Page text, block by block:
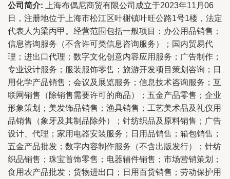
公司简介: 上海布偶尼商贸有限公司成立于2023年11月06
日，注册地位于上海市松江区叶榭镇叶旺公路1号1楼，法定
代表人为梁丙甲。经营范围包括一般项目：办公用品销售；
信息咨询服务（不含许可类信息咨询服务）；国内贸易代
理；进出口代理；数字文化创意内容应用服务；广告制作；
专业设计服务；服装服饰零售；旅游开发项目策划咨询；日
用化学产品销售；会议及展览服务；信息技术咨询服务；互
联网销售（除销售需要许可的商品）；五金产品零售；企业
形象策划；美发饰品销售；渔具销售；工艺美术品及礼仪用
品销售（象牙及其制品除外）；针纺织品及原料销售；广告
设计、代理；家用电器安装服务；日用品销售；箱包销售；
五金产品批发；数字内容制作服务（不含出版发行）；针纺
织品销售；珠宝首饰零售；电器辅件销售；市场营销策划；
食用农产品批发；货物进出口；日用百货销售；劳动保护用